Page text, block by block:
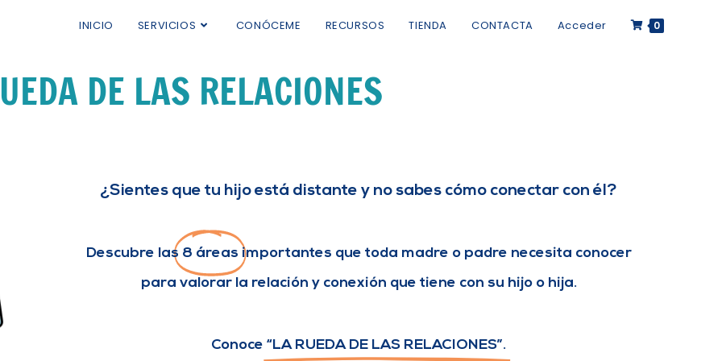
INICIO SERVICIOS CONÓCEME RECURSOS TIENDA CONTACTA Acceder 0
DE LAS RELACIONES
¿Sientes que tu hijo está distante y no sabes cómo conectar con él?
Descubre las 8 áreas importantes que toda madre o padre necesita conocer
para valorar la relación y conexión que tiene con su hijo o hija.
Conoce“LA RUEDA DE LAS RELACIONES”.